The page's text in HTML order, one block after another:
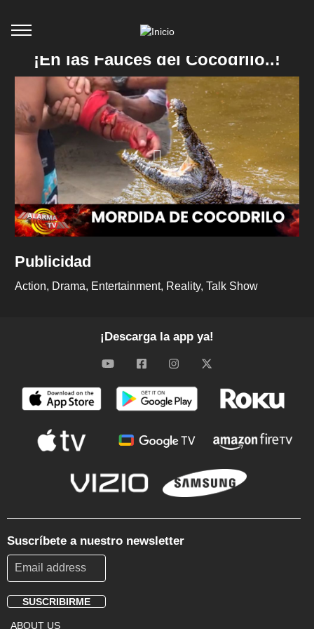
¡En las Fauces del Cocodrilo..!
Publicidad
Action Drama Entertainment Reality Talk Show
¡Descarga la app ya!
Suscríbete a nuestro newsletter
SUSCRIBIRME
ABOUT US